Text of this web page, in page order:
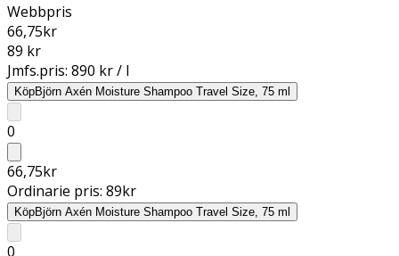
Webbpris
66,75kr
89 kr
Jmfs.pris: 890 kr / l
KöpBjörn Axén Moisture Shampoo Travel Size, 75 ml
0
66,75kr
Ordinarie pris: 89kr
KöpBjörn Axén Moisture Shampoo Travel Size, 75 ml
0